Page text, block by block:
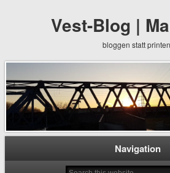
Vest-Blog |
bloggen statt
Navigation